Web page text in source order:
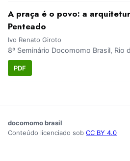
A praça é o povo: a
Penteado
Ivo Renato Giroto
8º Seminário Docomomo Brasil, Rio
PDF
docomomo brasil
Conteúdo licenciado sob CC BY 4.0